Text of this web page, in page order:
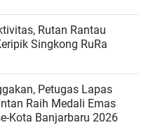
Rutan Rantau
Singkong RuRa
Petugas Lapas
Raih Medali Emas
Kota Banjarbaru 2026